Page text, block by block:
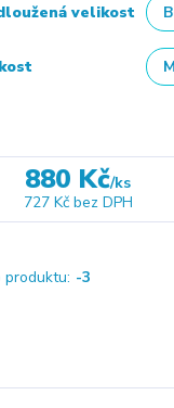
velikost
880 Kč/ks
727 Kč bez DPH
produktu: -3